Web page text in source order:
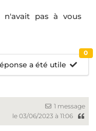
n'avait pas à vous
a été utile
0
1 message
le 03/06/2023 à 11:06